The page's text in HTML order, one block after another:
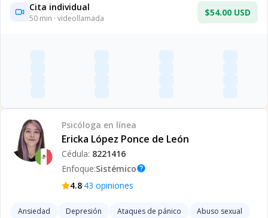
Cita individual
50 min · videollamada
$54.00 USD
Psicóloga en línea
Ericka López Ponce de León
Cédula: 8221416
Enfoque:Sistémicohelp
4.8·43 opiniones
Ansiedad Depresión Ataques de pánico
Abuso sexual